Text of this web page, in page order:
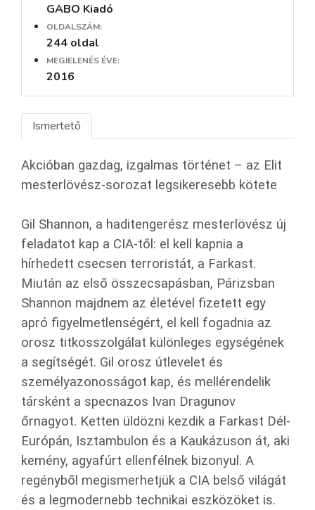
GABO Kiadó
OLDALSZÁM:
244 oldal
MEGJELENÉS ÉVE:
2016
Ismertető
Akcióban gazdag, izgalmas történet – az Elit
mesterlövész-sorozat legsikeresebb kötete
Gil Shannon, a haditengerész mesterlövész új
feladatot kap a CIA-től: el kell kapnia a
hírhedett csecsen terroristát, a Farkast.
Miután az első összecsapásban, Párizsban
Shannon majdnem az életével fizetett egy
apró figyelmetlenségért, el kell fogadnia az
orosz titkosszolgálat különleges egységének
a segítségét. Gil orosz útlevelet és
személyazonosságot kap, és mellérendelik
társként a specnazos Ivan Dragunov
őrnagyot. Ketten üldözni kezdik a Farkast Dél-
Európán, Isztambulon és a Kaukázuson át, aki
kemény, agyafúrt ellenfélnek bizonyul. A
regényből megismerhetjük a CIA belső világát
és a legmodernebb technikai eszközöket is.